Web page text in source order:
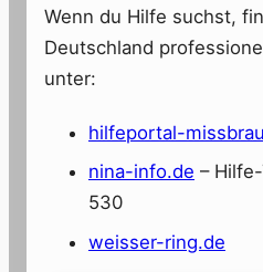
Wenn du Hilfe suchst,
Deutschland
unter:
hilfeportal-
nina-info.de –
530
weisser-ring.de